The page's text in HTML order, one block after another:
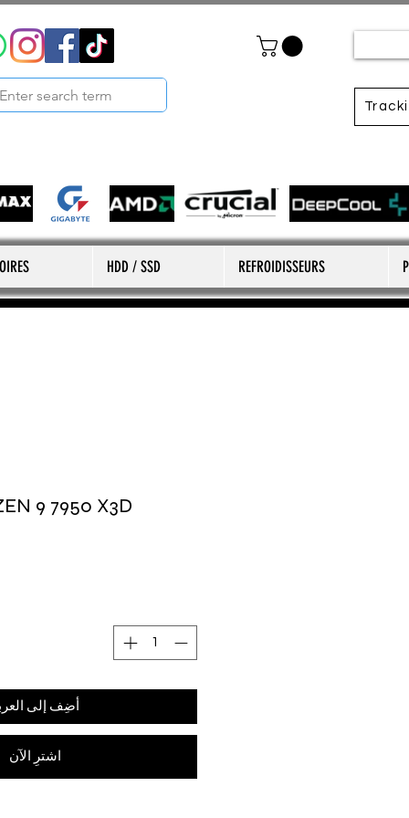
HDD / SSD REFROIDISSEURS
9 7950 X3D
أضِف إلى
اشترِ الآن